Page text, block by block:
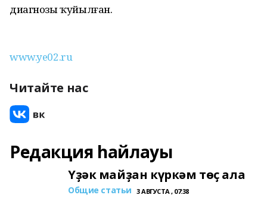
диагнозы ҡуйылған.
www.ye02.ru
Читайте нас
Редакция һайлауы
Үҙәк майҙан күркәм төҫ ала
Общие статьи 3 АВГУСТА , 07:38